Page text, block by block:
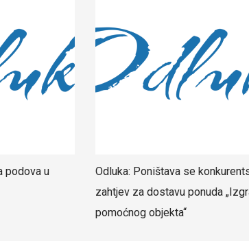
podova u
Odluka: Poništava se
zahtjev za dostavu ponuda
pomoćnog objekta“